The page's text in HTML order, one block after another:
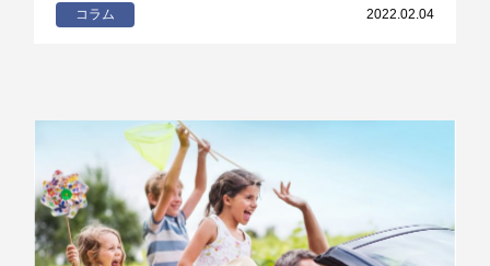
コラム 2022.02.04